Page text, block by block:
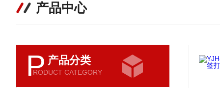
产品中心
P 产品分类
RODUCT CATEGORY